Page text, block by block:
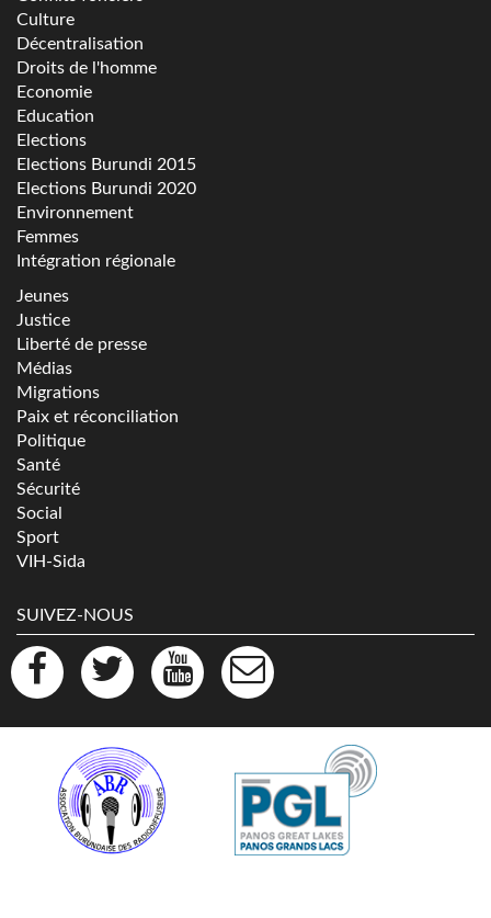
Culture
Décentralisation
Droits de l'homme
Economie
Education
Elections
Elections Burundi 2015
Elections Burundi 2020
Environnement
Femmes
Intégration régionale
Jeunes
Justice
Liberté de presse
Médias
Migrations
Paix et réconciliation
Politique
Santé
Sécurité
Social
Sport
VIH-Sida
SUIVEZ-NOUS